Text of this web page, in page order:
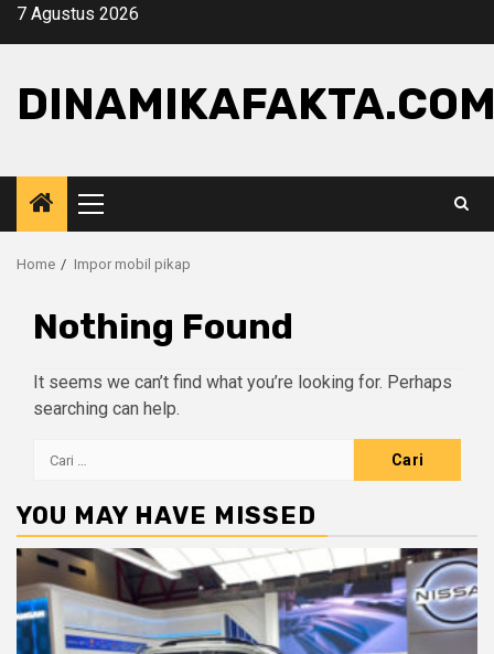
Skip7 Agustus 2026
Primary
Menu
Home Impor mobil pikap
Nothing Found
It seems we can’t find what you’re looking for. Perhaps
searching can help.
Cari
YOU MAY HAVE MISSED